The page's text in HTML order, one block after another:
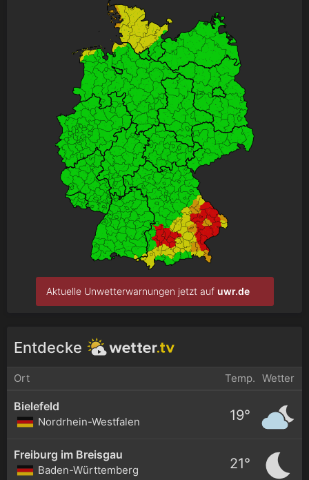
Aktuelle Unwetterwarnungen jetzt auf uwr.de
Entdecke
Ort Temp. Wetter
Bielefeld
Nordrhein-Westfalen 19°
Freiburg im Breisgau
Baden-Württemberg 21°